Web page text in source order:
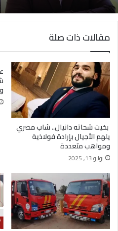
مقالات ذات صلة
بخيت شحاته دانيال.. شاب مصري
يلهم الأجيال بإرادة فولاذية
ومواهب متعددة
يوليو 13, 2025